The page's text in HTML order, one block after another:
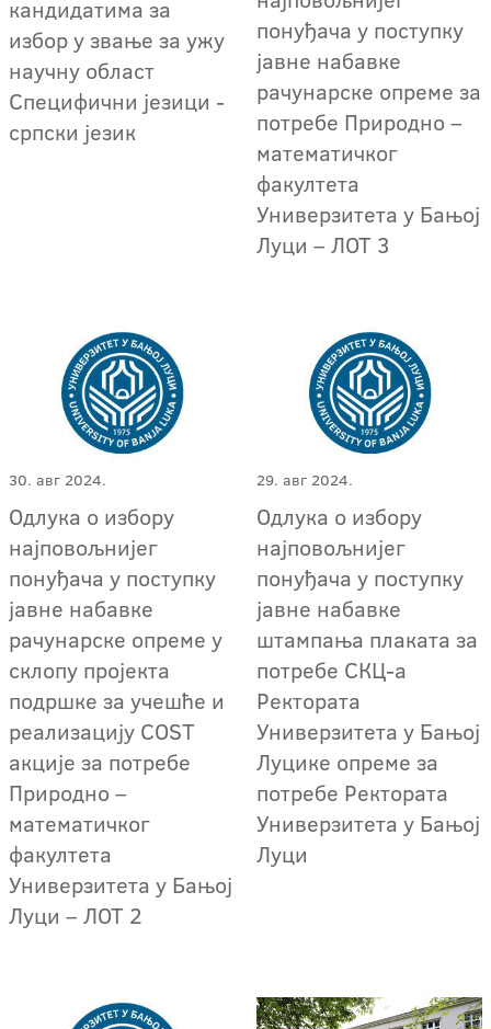
кандидатима за
избор у звање за ужу
научну област
Специфични језици -
српски језик
понуђача у поступку
јавне набавке
рачунарске опреме за
потребе Природно –
математичког
факултета
Универзитета у Бањој
Луци – ЛОТ 3
30. авг 2024.
Одлука о избору
најповољнијег
понуђача у поступку
јавне набавке
рачунарске опреме у
склопу пројекта
подршке за учешће и
реализацију COST
акције за потребе
Природно –
математичког
факултета
Универзитета у Бањој
Луци – ЛОТ 2
29. авг 2024.
Одлука о избору
најповољнијег
понуђача у поступку
јавне набавке
штампања плаката за
потребе СКЦ-а
Ректората
Универзитета у Бањој
Луцике опреме за
потребе Ректората
Универзитета у Бањој
Луци